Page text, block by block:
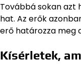
Továbbá sokan azt
hat. Az erők
erő határozza meg
Kísérletek,